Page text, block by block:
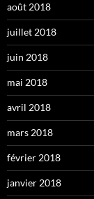
août 2018
juillet 2018
juin 2018
mai 2018
avril 2018
mars 2018
février 2018
janvier 2018